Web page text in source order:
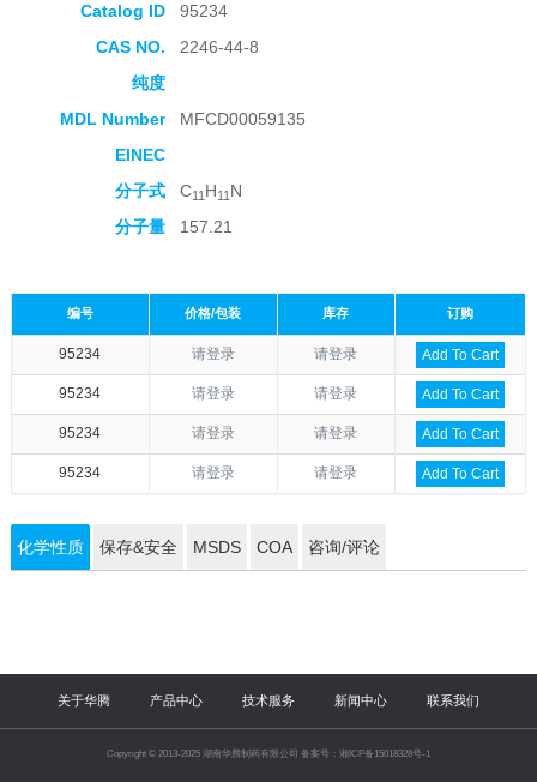
Catalog ID
95234
CAS NO.
2246-44-8
纯度
MDL Number
MFCD00059135
EINEC
分子式
C11 H11 N
分子量
157.21
编号 价格/包装 库存 订购
95234 请登录 请登录 Add To Cart
95234 请登录 请登录 Add To Cart
95234 请登录 请登录 Add To Cart
95234 请登录 请登录 Add To Cart
化学性质 保存&安全 MSDS COA 咨询/评论
关于华腾 产品中心 技术服务 新闻中心 联系我们
Copyright © 2013-2025 湖南华腾制药有限公司 备案号：湘ICP备15018328号-1